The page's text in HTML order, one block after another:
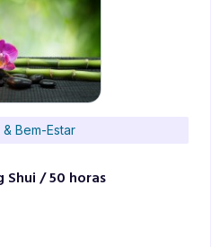
Bem-Estar
Shui / 50 horas